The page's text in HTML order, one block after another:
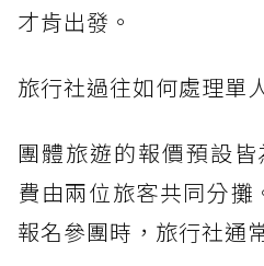
才肯出發。
旅行社過往如何處理單
團體旅遊的報價預設
費由兩位旅客共同分攤
報名參團時，旅行社通